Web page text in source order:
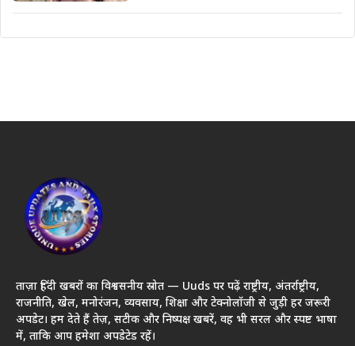
ताज़ा हिंदी खबरों का विश्वसनीय स्रोत — Uuds पर पढ़ें राष्ट्रीय, अंतर्राष्ट्रीय,
राजनीति, खेल, मनोरंजन, व्यवसाय, शिक्षा और टेक्नोलॉजी से जुड़ी हर जरूरी
अपडेट। हम देते हैं तेज़, सटीक और निष्पक्ष खबरें, वह भी सरल और स्पष्ट भाषा
में, ताकि आप हमेशा अपडेटेड रहें।